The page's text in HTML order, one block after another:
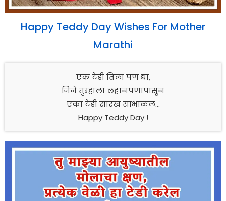
Happy Teddy Day Wishes For Mother
Marathi
एक टेडी तिला पण द्या,
जिने तुम्हाला लहानपणापासून
एका टेडी सारखं सांभाळलं…
Happy Teddy Day !